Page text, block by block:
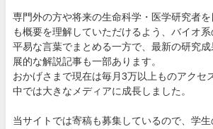
専門外の方や将来の生命科学・医学研究者
も概要を理解していただけるよう、バイオ系
平易な言葉でまとめる一方で、最新の研究
展的な解説記事も一部あります。
おかげさまで現在は毎月3万以上ものアクセ
中では大きなメディアに成長しました。
当サイトでは寄稿も募集しているので、学